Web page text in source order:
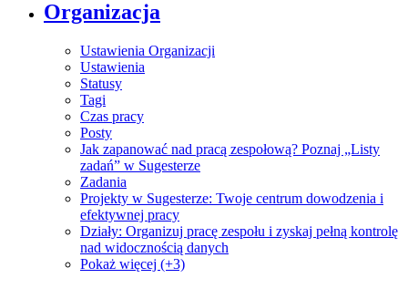
Organizacja
Ustawienia Organizacji
Ustawienia
Statusy
Tagi
Czas pracy
Posty
Jak zapanować nad pracą zespołową? Poznaj „Listy
zadań” w Sugesterze
Zadania
Projekty w Sugesterze: Twoje centrum dowodzenia i
efektywnej pracy
Działy: Organizuj pracę zespołu i zyskaj pełną kontrolę
nad widocznością danych
Pokaż więcej (+3)